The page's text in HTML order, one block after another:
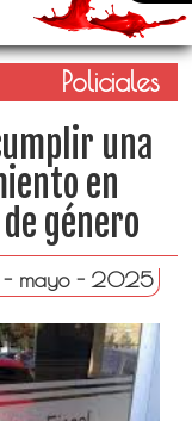
Policiales
una
en
género
- mayo - 2025